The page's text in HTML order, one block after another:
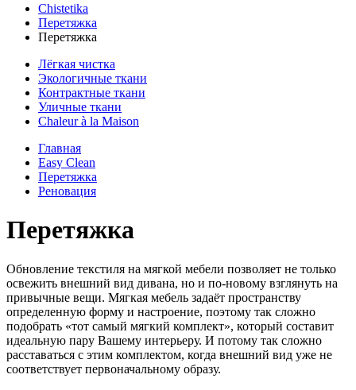
Chistetika
Перетяжка
Перетяжка
Лёгкая чистка
Экологичные ткани
Контрактные ткани
Уличные ткани
Сhaleur à la Maison
Главная
Easy Clean
Перетяжка
Реновация
Перетяжка
Обновление текстиля на мягкой мебели позволяет не только
освежить внешний вид дивана, но и по-новому взглянуть на
привычные вещи. Мягкая мебель задаёт пространству
определенную форму и настроение, поэтому так сложно
подобрать «тот самый мягкий комплект», который составит
идеальную пару Вашему интерьеру. И потому так сложно
расставаться с этим комплектом, когда внешний вид уже не
соответствует первоначальному образу.